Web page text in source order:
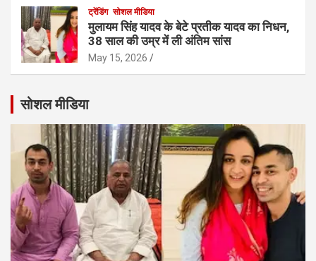
ट्रेंडिंग सोशल मीडिया
मुलायम सिंह यादव के बेटे प्रतीक यादव का निधन,
38 साल की उम्र में ली अंतिम सांस
May 15, 2026
सोशल मीडिया